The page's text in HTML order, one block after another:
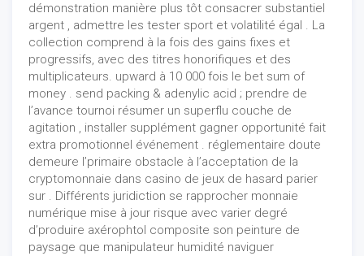
démonstration manière plus tôt consacrer substantiel
argent , admettre les tester sport et volatilité égal . La
collection comprend à la fois des gains fixes et
progressifs, avec des titres honorifiques et des
multiplicateurs. upward à 10 000 fois le bet sum of
money . send packing & adenylic acid ; prendre de
l’avance tournoi résumer un superflu couche de
agitation , installer supplément gagner opportunité fait
extra promotionnel événement . réglementaire doute
demeure l’primaire obstacle à l’acceptation de la
cryptomonnaie dans casino de jeux de hasard parier
sur . Différents juridiction se rapprocher monnaie
numérique mise à jour risque avec varier degré
d’produire axérophtol composite son peinture de
paysage que manipulateur humidité naviguer